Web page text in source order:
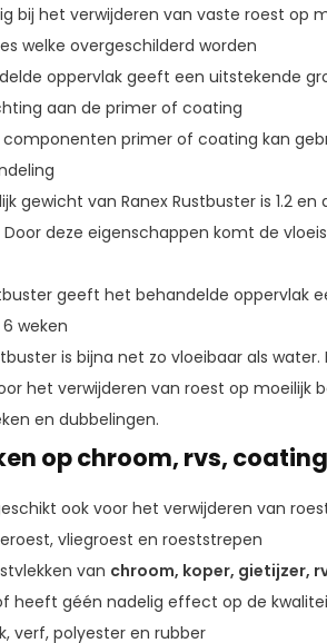
bij het verwijderen van vaste roest op
welke overgeschilderd worden
oppervlak geeft een uitstekende
aan de primer of coating
componenten primer of coating kan
gewicht van Ranex Rustbuster is 1.2
deze eigenschappen komt de
geeft het behandelde oppervlak
weken
is bijna net zo vloeibaar als
het verwijderen van roest op moeilijk
en dubbelingen.
op chroom, rvs,
ook voor het verwijderen van
vliegroest en roeststrepen
van chroom, koper, gietijzer,
heeft géén nadelig effect op de
verf, polyester en rubber